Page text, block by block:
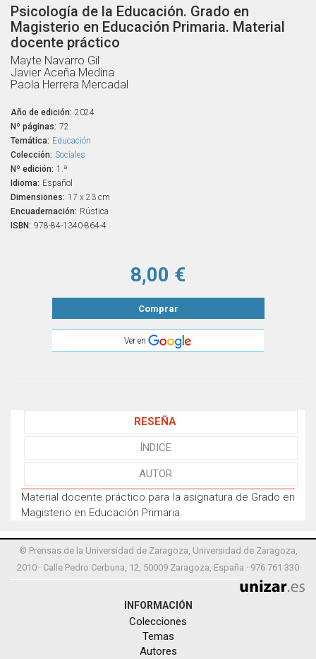
Psicología de la Educación. Grado en
Magisterio en Educación Primaria. Material
docente práctico
Mayte Navarro Gil
Javier Aceña Medina
Paola Herrera Mercadal
Año de edición: 2024
Nº páginas: 72
Temática: Educación
Colección: Sociales
Nº edición: 1.ª
Idioma: Español
Dimensiones: 17 x 23 cm
Encuadernación: Rústica
ISBN: 978-84-1340-864-4
8,00 €
Comprar
Ver en
RESEÑA
ÍNDICE
AUTOR
Material docente práctico para la asignatura de Grado en
Magisterio en Educación Primaria.
© Prensas de la Universidad de Zaragoza, Universidad de Zaragoza,
2010 · Calle Pedro Cerbuna, 12, 50009 Zaragoza, España · 976 761 330
INFORMACIÓN
Colecciones
Temas
Autores